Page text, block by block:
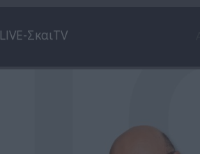
LIVE-ΣκαιTV